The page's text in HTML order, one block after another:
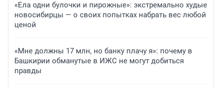
«Ела одни булочки и пирожные»: экстремально худые
новосибирцы — о своих попытках набрать вес любой
ценой
«Мне должны 17 млн, но банку плачу я»: почему в
Башкирии обманутые в ИЖС не могут добиться
правды